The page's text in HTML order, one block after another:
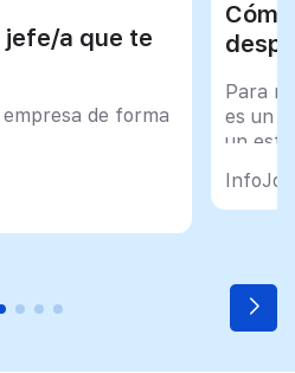
jefe/a que te
de forma
Para
es un
un